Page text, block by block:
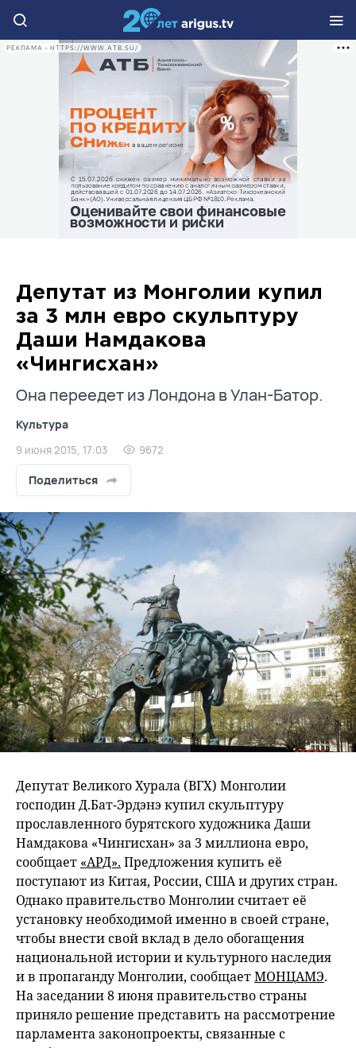
РЕКЛАМА • HTTPS://WWW.ATB.SU/
Депутат из Монголии купил
за 3 млн евро скульптуру
Даши Намдакова
«Чингисхан»
Она переедет из Лондона в Улан-Батор.
Культура
9 июня 2015, 17:03 9672
Поделиться
Депутат Великого Хурала (ВГХ) Монголии
господин Д.Бат-Эрдэнэ купил скульптуру
прославленного бурятского художника Даши
Намдакова «Чингисхан» за 3 миллиона евро,
сообщает «АРД». Предложения купить её
поступают из Китая, России, США и других стран.
Однако правительство Монголии считает её
установку необходимой именно в своей стране,
чтобы внести свой вклад в дело обогащения
национальной истории и культурного наследия
и в пропаганду Монголии, сообщаетМОНЦАМЭ.
На заседании 8 июня правительство страны
приняло решение представить на рассмотрение
парламента законопроекты, связанные с